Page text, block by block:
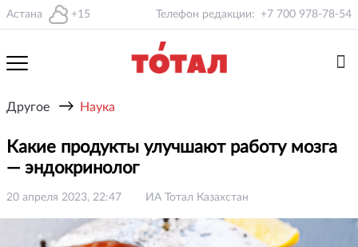
Астана +15 Телефон редакции: +7 700 978-78-54
Другое → Наука
Какие продукты улучшают работу мозга
— эндокринолог
20 апреля 2023, 22:47 ИА Тотал Казахстан